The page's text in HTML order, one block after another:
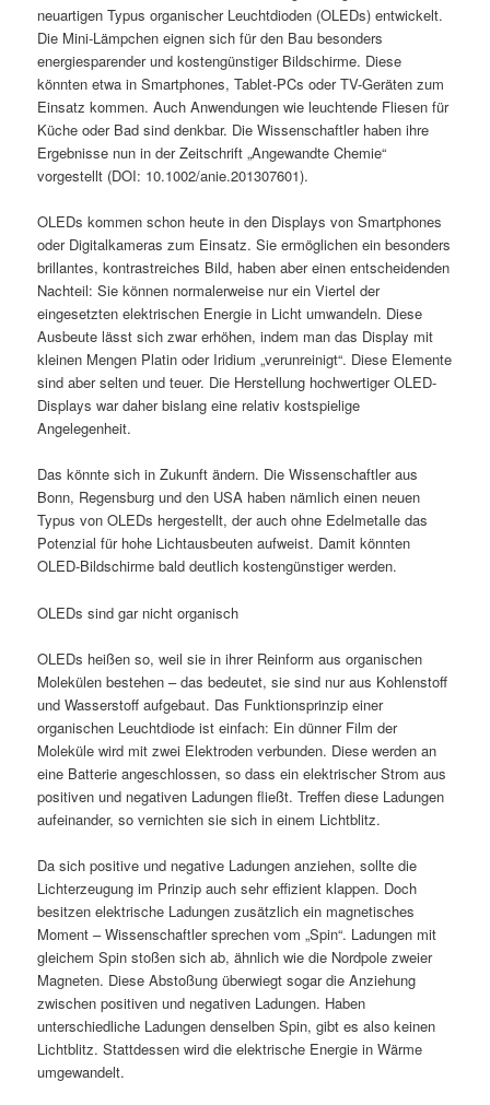
neuartigen Typus organischer Leuchtdioden (OLEDs) entwickelt.
Die Mini-Lämpchen eignen sich für den Bau besonders
energiesparender und kostengünstiger Bildschirme. Diese
könnten etwa in Smartphones, Tablet-PCs oder TV-Geräten zum
Einsatz kommen. Auch Anwendungen wie leuchtende Fliesen für
Küche oder Bad sind denkbar. Die Wissenschaftler haben ihre
Ergebnisse nun in der Zeitschrift „Angewandte Chemie“
vorgestellt (DOI: 10.1002/anie.201307601).
OLEDs kommen schon heute in den Displays von Smartphones
oder Digitalkameras zum Einsatz. Sie ermöglichen ein besonders
brillantes, kontrastreiches Bild, haben aber einen entscheidenden
Nachteil: Sie können normalerweise nur ein Viertel der
eingesetzten elektrischen Energie in Licht umwandeln. Diese
Ausbeute lässt sich zwar erhöhen, indem man das Display mit
kleinen Mengen Platin oder Iridium „verunreinigt“. Diese Elemente
sind aber selten und teuer. Die Herstellung hochwertiger OLED-
Displays war daher bislang eine relativ kostspielige
Angelegenheit.
Das könnte sich in Zukunft ändern. Die Wissenschaftler aus
Bonn, Regensburg und den USA haben nämlich einen neuen
Typus von OLEDs hergestellt, der auch ohne Edelmetalle das
Potenzial für hohe Lichtausbeuten aufweist. Damit könnten
OLED-Bildschirme bald deutlich kostengünstiger werden.
OLEDs sind gar nicht organisch
OLEDs heißen so, weil sie in ihrer Reinform aus organischen
Molekülen bestehen – das bedeutet, sie sind nur aus Kohlenstoff
und Wasserstoff aufgebaut. Das Funktionsprinzip einer
organischen Leuchtdiode ist einfach: Ein dünner Film der
Moleküle wird mit zwei Elektroden verbunden. Diese werden an
eine Batterie angeschlossen, so dass ein elektrischer Strom aus
positiven und negativen Ladungen fließt. Treffen diese Ladungen
aufeinander, so vernichten sie sich in einem Lichtblitz.
Da sich positive und negative Ladungen anziehen, sollte die
Lichterzeugung im Prinzip auch sehr effizient klappen. Doch
besitzen elektrische Ladungen zusätzlich ein magnetisches
Moment – Wissenschaftler sprechen vom „Spin“. Ladungen mit
gleichem Spin stoßen sich ab, ähnlich wie die Nordpole zweier
Magneten. Diese Abstoßung überwiegt sogar die Anziehung
zwischen positiven und negativen Ladungen. Haben
unterschiedliche Ladungen denselben Spin, gibt es also keinen
Lichtblitz. Stattdessen wird die elektrische Energie in Wärme
umgewandelt.